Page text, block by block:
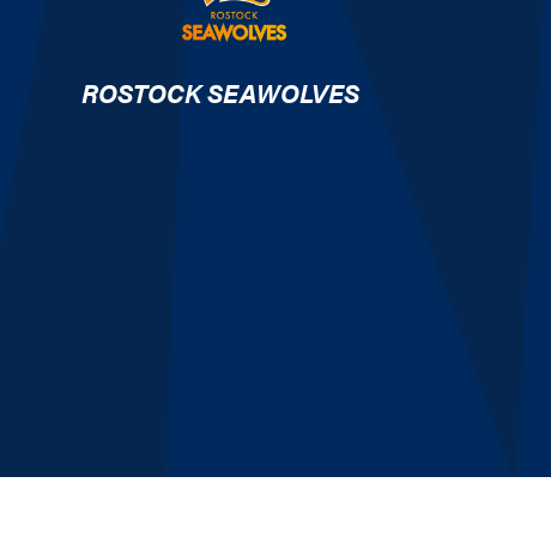
ROSTOCK SEAWOLVES